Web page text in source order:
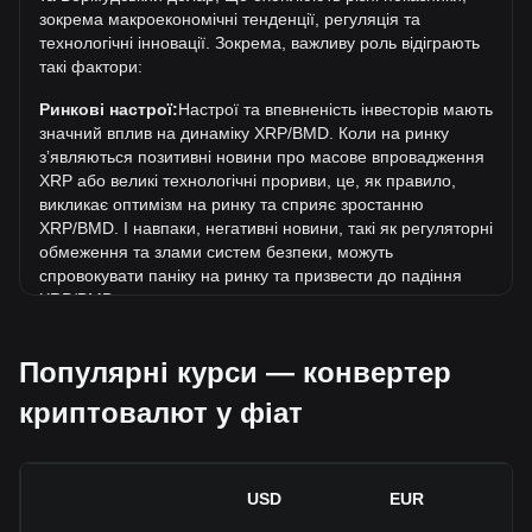
Яка динаміка цін у BMD?
За останні 7 днів обмінний курс XRP (XRP) знизився на
4.41%. За останній місяць обмінний курс XRP (XRP)
знизився на 7.65% щодо наступної валюти: Бермудський
долар (BMD).
зокрема макроекономічні тенденції, регуляція та
технологічні інновації. Зокрема, важливу роль відіграють
такі фактори:
Ринкові настрої:Настрої та впевненість інвесторів мають
значний вплив на динаміку XRP/BMD. Коли на ринку
зʼявляються позитивні новини про масове впровадження
XRP або великі технологічні прориви, це, як правило,
викликає оптимізм на ринку та сприяє зростанню
XRP/BMD. І навпаки, негативні новини, такі як регуляторні
обмеження та злами систем безпеки, можуть
спровокувати паніку на ринку та призвести до падіння
XRP/BMD.
регуляція, що стосуються криптовалют, мають
безпосередній вплив на їх масове впровадження, що, в
свою чергу, визначає їхню вартість відносно традиційних
навпаки, незрозуміла або надто сувора регуляторна
Популярні курси — конвертер
криптовалют у фіат
USD EUR